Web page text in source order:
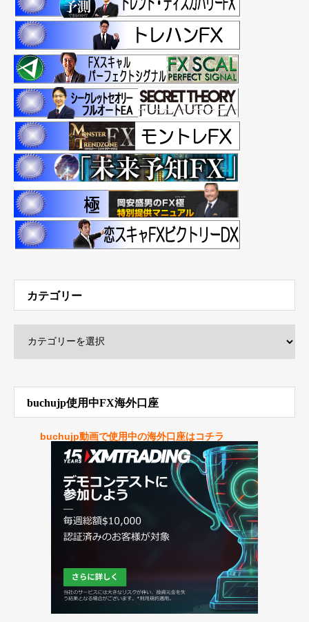
カテゴリー
buchujp使用中FX海外口座
buchujp動画で使用中の海外口座はコチラ